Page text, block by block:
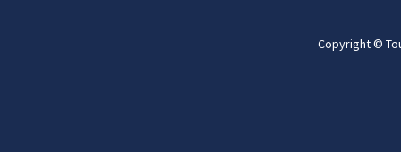
Copyright ©